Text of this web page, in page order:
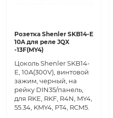
Розетка Shenler SKB14-E
10A для реле JQX
-13F(MY4)
Цоколь Shenler SKB14-
E, 10A(300V), винтовой
зажим, черный, на
рейку DIN35/панель,
для RKE, RKF, R4N, MY4,
55.34, KMY4, PT4, RCM5.